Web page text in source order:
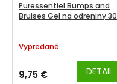
Puressentiel Bumps and
Bruises Gel na odreniny 30
Vypredané
9,75 € DETAIL